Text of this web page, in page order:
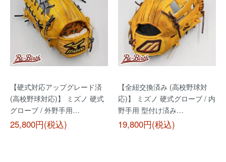
【硬式対応アップグレード済
(高校野球対応)】 ミズノ 硬式
グローブ / 外野手用…
25,800円(税込)
【全紐交換済み (高校野球対
応)】 ミズノ 硬式グローブ / 内
野手用 型付け済み…
19,800円(税込)